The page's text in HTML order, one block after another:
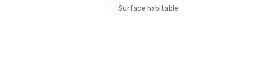
Surface habitable